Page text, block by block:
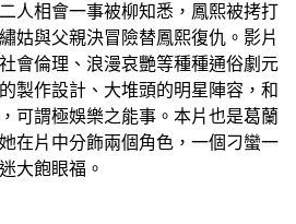
人相會一事被柳知悉，鳳熙被拷打
姑與父親決冒險替鳳熙復仇。影片
會倫理、浪漫哀艷等種種通俗劇元
製作設計、大堆頭的明星陣容，和
可謂極娛樂之能事。本片也是葛蘭
在片中分飾兩個角色，一個刁蠻一
大飽眼福。